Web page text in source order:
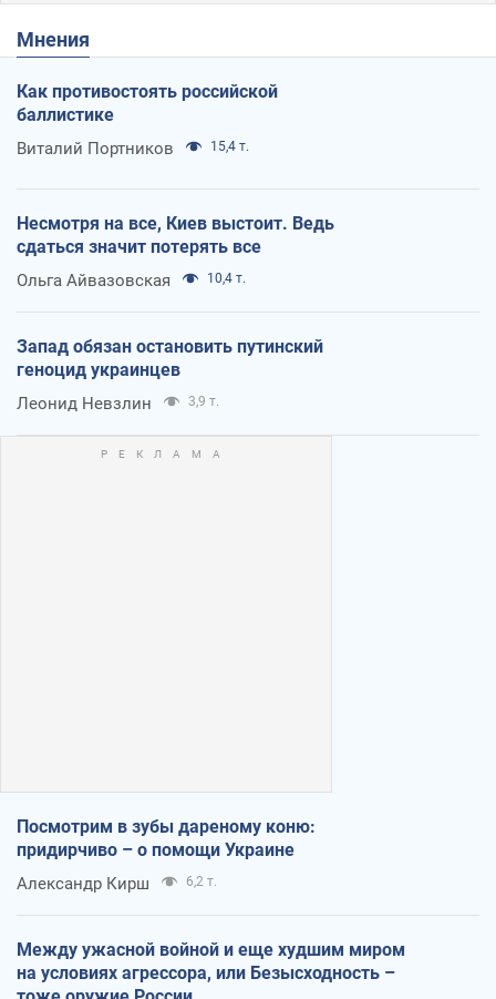
Мнения
Как противостоять российской
баллистике
Виталий Портников 15,4 т.
Несмотря на все, Киев выстоит. Ведь
сдаться значит потерять все
Ольга Айвазовская 10,4 т.
Запад обязан остановить путинский
геноцид украинцев
Леонид Невзлин 3,9 т.
Посмотрим в зубы дареному коню:
придирчиво – о помощи Украине
Александр Кирш 6,2 т.
Между ужасной войной и еще худшим миром
на условиях агрессора, или Безысходность –